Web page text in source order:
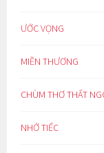
ƯỚC VỌNG
MIỀN THƯƠNG
CHÙM THƠ THẤT
NHỚ TIẾC